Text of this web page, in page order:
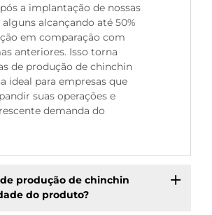
a implantação de nossas
alcançando até 50%
em comparação com
anteriores. Isso torna
de produção de chinchin
ideal para empresas que
suas operações e
demanda do
produção de chinchin
do produto?